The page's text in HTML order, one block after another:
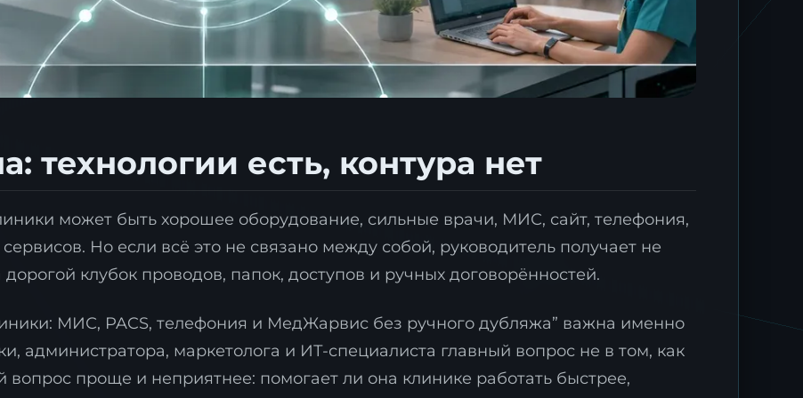
технологии есть, контура нет
может быть хорошее оборудование, сильные врачи, МИС, сайт, телефония,
Но если всё это не связано между собой, руководитель получает не
клубок проводов, папок, доступов и ручных договорённостей.
МИС, PACS, телефония и МедЖарвис без ручного дубляжа” важна именно
администратора, маркетолога и ИТ-специалиста главный вопрос не в том, как
вопрос проще и неприятнее: помогает ли она клинике работать быстрее,